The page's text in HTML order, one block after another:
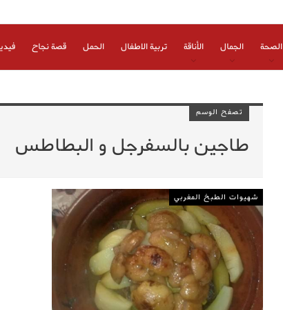
الصحة الجمال الأناقة تربية الاطفال الحمل قصة نجاح
تصفح الوسم
طاجين بالسفرجل و البطاطس
شهيوات الطبخ المغربي